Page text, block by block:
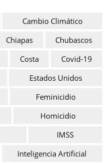
Cambio Climático
Chiapas
Chubascos
Costa
Covid-19
Estados Unidos
Feminicidio
Homicidio
IMSS
Inteligencia Artificial